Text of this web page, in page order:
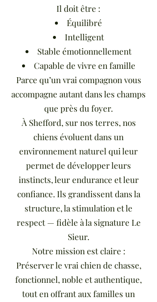
Il doit être :
Équilibré
Intelligent
Stable émotionnellement
Capable de vivre en famille
Parce qu’un vrai compagnon vous
accompagne autant dans les champs
que près du foyer.
À Shefford, sur nos terres, nos
chiens évoluent dans un
environnement naturel qui leur
permet de développer leurs
instincts, leur endurance et leur
confiance. Ils grandissent dans la
structure, la stimulation et le
respect — fidèle à la signature Le
Sieur.
Notre mission est claire :
Préserver le vrai chien de chasse,
fonctionnel, noble et authentique,
tout en offrant aux familles un